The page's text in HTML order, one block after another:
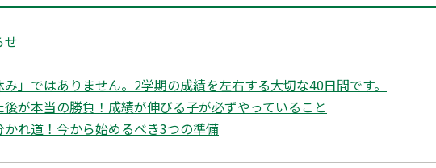
せ
」ではありません。2学期の成績を左右する大切な40日間です。
が本当の勝負！成績が伸びる子が必ずやっていること
れ道！今から始めるべき3つの準備